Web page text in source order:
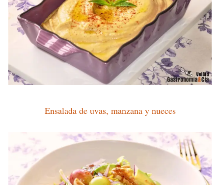
Ensalada de uvas, manzana y nueces